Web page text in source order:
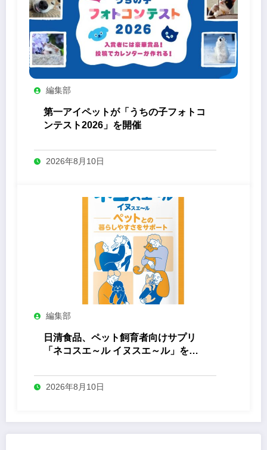
編集部
第一アイペットが「うちの子フォトコ
ンテスト2026」を開催
2026年8月10日
編集部
日清食品、ペット飼育者向けサプリ
「ネコスエ～ル イヌスエ～ル」を発
2026年8月10日